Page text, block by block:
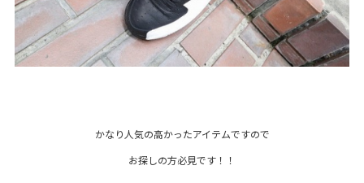
かなり人気の高かったアイテムですので
お探しの方必見です！！